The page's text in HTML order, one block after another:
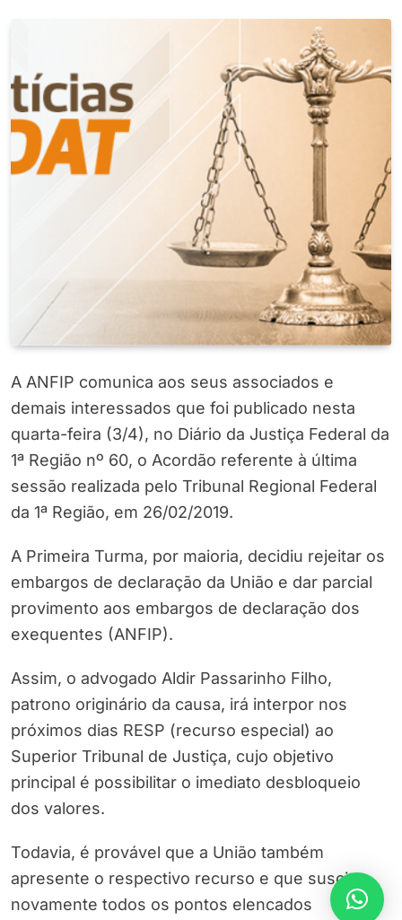
A ANFIP comunica aos seus associados e
demais interessados que foi publicado nesta
quarta-feira (3/4), no Diário da Justiça Federal da
1ª Região nº 60, o Acordão referente à última
sessão realizada pelo Tribunal Regional Federal
da 1ª Região, em 26/02/2019.
A Primeira Turma, por maioria, decidiu rejeitar os
embargos de declaração da União e dar parcial
provimento aos embargos de declaração dos
exequentes (ANFIP).
Assim, o advogado Aldir Passarinho Filho,
patrono originário da causa, irá interpor nos
próximos dias RESP (recurso especial) ao
Superior Tribunal de Justiça, cujo objetivo
principal é possibilitar o imediato desbloqueio
dos valores.
Todavia, é provável que a União também
apresente o respectivo recurso e que suscite
novamente todos os pontos elencados